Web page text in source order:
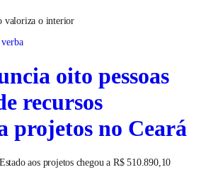
valoriza o interior
oito pessoas
recursos
projetos no Ceará
aos projetos chegou a R$ 510.890,10